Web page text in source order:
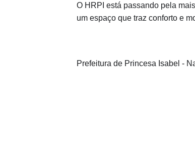
O HRPI está passando pela
um espaço que traz conforto e
Prefeitura de Princesa Isabel -